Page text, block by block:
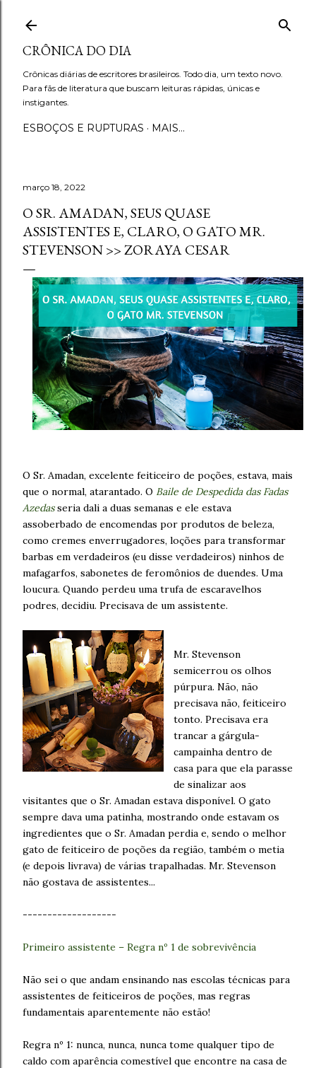
CRÔNICA DO DIA
Crônicas diárias de escritores brasileiros. Todo dia, um texto novo.
Para fãs de literatura que buscam leituras rápidas, únicas e
instigantes.
ESBOÇOS E RUPTURAS MAIS…
março 18, 2022
O SR. AMADAN, SEUS QUASE
ASSISTENTES E, CLARO, O GATO MR.
STEVENSON >> ZORAYA CESAR
O Sr. Amadan, excelente feiticeiro de poções, estava, mais
que o normal, atarantado. O Baile de Despedida das Fadas
Azedas seria dali a duas semanas e ele estava
assoberbado de encomendas por produtos de beleza,
como cremes enverrugadores, loções para transformar
barbas em verdadeiros (eu disse verdadeiros) ninhos de
mafagarfos, sabonetes de feromônios de duendes. Uma
loucura. Quando perdeu uma trufa de escaravelhos
podres, decidiu. Precisava de um assistente.
Mr. Stevenson
semicerrou os olhos
púrpura. Não, não
precisava não, feiticeiro
tonto. Precisava era
trancar a gárgula-
campainha dentro de
casa para que ela parasse
de sinalizar aos
visitantes que o Sr. Amadan estava disponível. O gato
sempre dava uma patinha, mostrando onde estavam os
ingredientes que o Sr. Amadan perdia e, sendo o melhor
gato de feiticeiro de poções da região, também o metia
(e depois livrava) de várias trapalhadas. Mr. Stevenson
não gostava de assistentes...
-------------------
Primeiro assistente – Regra nº 1 de sobrevivência
Não sei o que andam ensinando nas escolas técnicas para
assistentes de feiticeiros de poções, mas regras
fundamentais aparentemente não estão!
Regra nº 1: nunca, nunca, nunca tome qualquer tipo de
caldo com aparência comestível que encontre na casa de